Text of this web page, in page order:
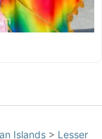
Islands > Lesser